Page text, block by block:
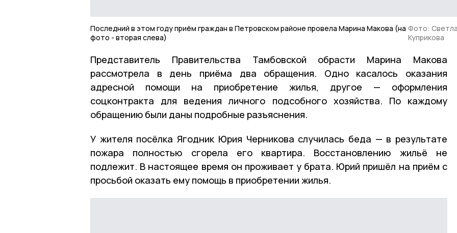
Последний в этом году приём граждан в Петровском районе провела Марина Макова (на
фото - вторая слева)
Фото:
Куприкова
Представитель Правительства Тамбовской обрасти Марина Макова
рассмотрела в день приёма два обращения. Одно касалось оказания
адресной помощи на приобретение жилья, другое — оформления
соцконтракта для ведения личного подсобного хозяйства. По каждому
обращению были даны подробные разъяснения.
У жителя посёлка Ягодник Юрия Черникова случилась беда — в результате
пожара полностью сгорела его квартира. Восстановлению жильё не
подлежит. В настоящее время он проживает у брата. Юрий пришёл на приём с
просьбой оказать ему помощь в приобретении жилья.